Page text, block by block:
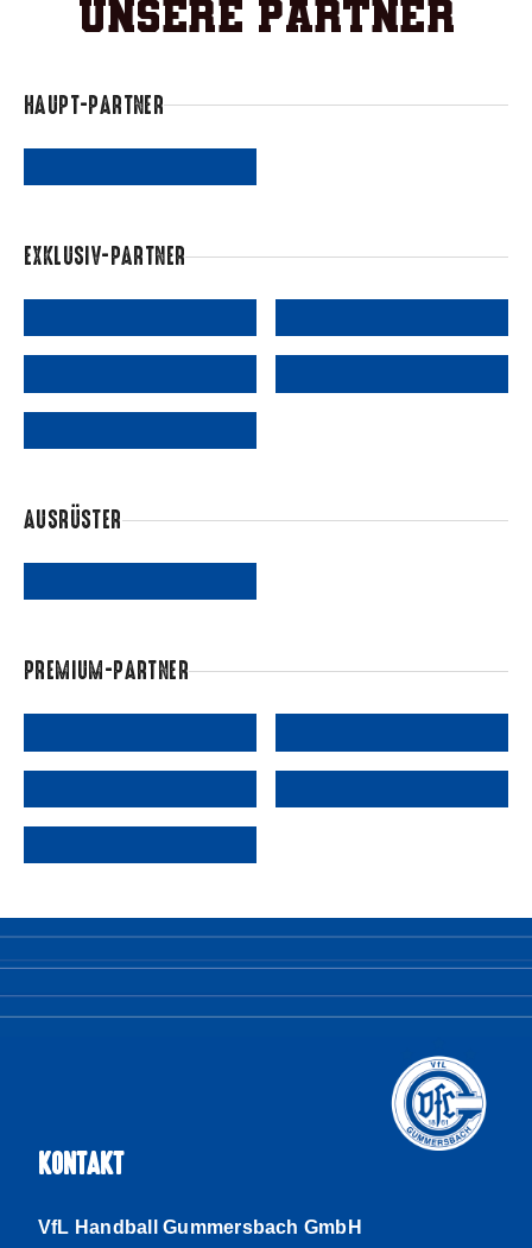
Unsere Partner
HAUPT-PARTNER
EXKLUSIV-PARTNER
AUSRÜSTER
PREMIUM-PARTNER
KONTAKT
VfL Handball Gummersbach GmbH